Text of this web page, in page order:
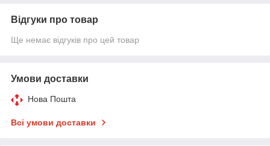
Відгуки про товар
Ще немає відгуків про цей товар
Умови доставки
Нова Пошта
Всі умови доставки